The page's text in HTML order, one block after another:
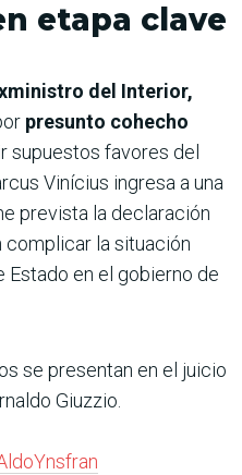
etapa clave
del Interior,
presunto cohecho
supuestos favo­res del
Vinícius ingresa a una
prevista la declaración
la situación
en el gobierno de
se presentan en el juicio
Giuzzio.